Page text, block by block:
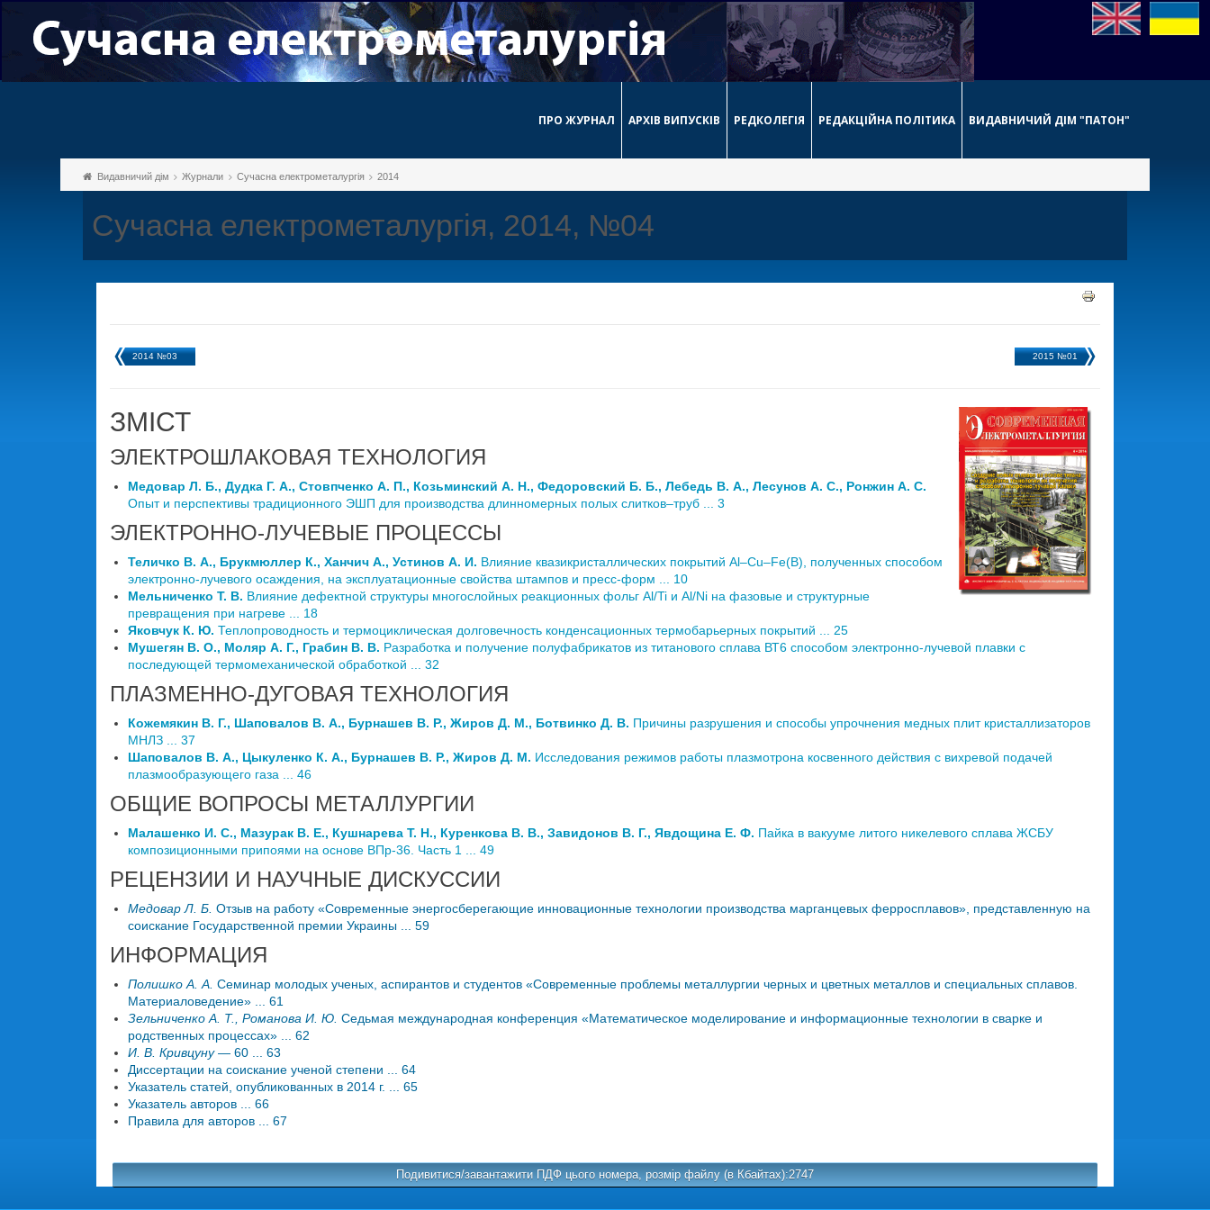
ПРО ЖУРНАЛ АРХІВ ВИПУСКІВ РЕДКОЛЕГІЯ РЕДАКЦІЙНА ПОЛІТИКА ВИДАВНИЧИЙ ДІМ "ПАТОН"
Видавничий дім Журнали Сучасна електрометалургія 2014
Сучасна електрометалургія, 2014, №04
2014 №03 2015 №01
ЗМІСТ
ЭЛЕКТРОШЛАКОВАЯ ТЕХНОЛОГИЯ
Медовар Л. Б., Дудка Г. А., Стовпченко А. П., Козьминский А. Н., Федоровский Б. Б., Лебедь В. А., Лесунов А. С., Ронжин А. С.
Опыт и перспективы традиционного ЭШП для производства длинномерных полых слитков–труб ... 3
ЭЛЕКТРОННО-ЛУЧЕВЫЕ ПРОЦЕССЫ
Теличко В. А., Брукмюллер К., Ханчич А., Устинов А. И. Влияние квазикристаллических покрытий Al–Cu–Fe(B), полученных способом
электронно-лучевого осаждения, на эксплуатационные свойства штампов и пресс-форм ... 10
Мельниченко Т. В. Влияние дефектной структуры многослойных реакционных фольг Al/Ti и Al/Ni на фазовые и структурные
превращения при нагреве ... 18
Яковчук К. Ю. Теплопроводность и термоциклическая долговечность конденсационных термобарьерных покрытий ... 25
Мушегян В. О., Моляр А. Г., Грабин В. В. Разработка и получение полуфабрикатов из титанового сплава ВТ6 способом электронно-лучевой плавки с
последующей термомеханической обработкой ... 32
ПЛАЗМЕННО-ДУГОВАЯ ТЕХНОЛОГИЯ
Кожемякин В. Г., Шаповалов В. А., Бурнашев В. Р., Жиров Д. М., Ботвинко Д. В. Причины разрушения и способы упрочнения медных плит кристаллизаторов
МНЛЗ ... 37
Шаповалов В. А., Цыкуленко К. А., Бурнашев В. Р., Жиров Д. М. Исследования режимов работы плазмотрона косвенного действия с вихревой подачей
плазмообразующего газа ... 46
ОБЩИЕ ВОПРОСЫ МЕТАЛЛУРГИИ
Малашенко И. С., Мазурак В. Е., Кушнарева Т. Н., Куренкова В. В., Завидонов В. Г., Явдощина Е. Ф. Пайка в вакууме литого никелевого сплава ЖСБУ
композиционными припоями на основе ВПр-36. Часть 1 ... 49
РЕЦЕНЗИИ И НАУЧНЫЕ ДИСКУССИИ
Медовар Л. Б. Отзыв на работу «Современные энергосберегающие инновационные технологии производства марганцевых ферросплавов», представленную на
соискание Государственной премии Украины ... 59
ИНФОРМАЦИЯ
Полишко А. А. Семинар молодых ученых, аспирантов и студентов «Современные проблемы металлургии черных и цветных металлов и специальных сплавов.
Материаловедение» ... 61
Зельниченко А. Т., Романова И. Ю. Седьмая международная конференция «Математическое моделирование и информационные технологии в сварке и
родственных процессах» ... 62
И. В. Кривцуну— 60 ... 63
Диссертации на соискание ученой степени ... 64
Указатель статей, опубликованных в 2014 г. ... 65
Указатель авторов ... 66
Правила для авторов ... 67
Подивитися/завантажити ПДФ цього номера, розмір файлу (в Кбайтах):2747